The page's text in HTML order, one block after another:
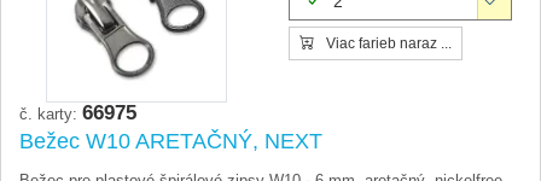
Viac farieb naraz ...
č. karty: 66975
Bežec W10 ARETAČNÝ, NEXT